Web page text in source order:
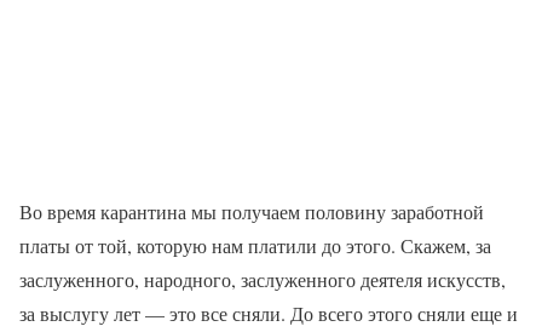
Во время карантина мы получаем половину заработной
платы от той, которую нам платили до этого. Скажем, за
заслуженного, народного, заслуженного деятеля искусств,
за выслугу лет — это все сняли. До всего этого сняли еще и